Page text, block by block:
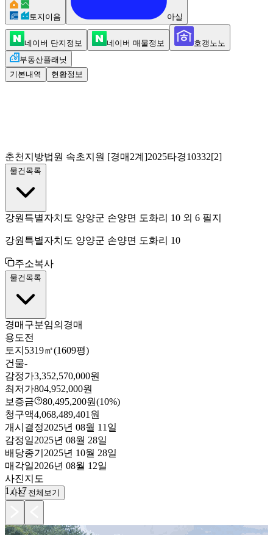
토지이음 아실
네이버 단지정보 네이버 매물정보
호갱노노
부동산플래닛
기본내역
현황정보
춘천지방법원 속초지원 [경매2계]2025타경10332[2]
물건목록
강원특별자치도 양양군 손양면 도화리 10 외 6 필지
강원특별자치도 양양군 손양면 도화리 10
주소복사
물건목록
경매구분임의경매
용도전
토지 5319㎡(1609평)
건물-
감정가3,352,570,000원
최저가804,952,000원
보증금
80,495,200원(10%)
청구액4,068,489,401원
개시결정2025년 08월 11일
감정일2025년 08월 28일
배당종기 2025년 10월 28일
매각일2026년 08월 12일
사진지도
1 /17
사진 전체보기